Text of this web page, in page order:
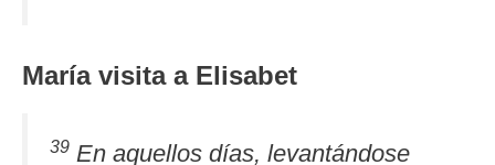
María visita a Elisabet
39 En aquellos días, levantándose